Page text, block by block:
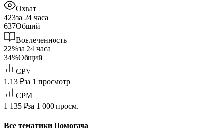
Охват
423за 24 часа
637Общий
Вовлеченность
22%за 24 часа
34%Общий
CPV
1.13 ₽за 1 просмотр
CPM
1 135 ₽за 1 000 просм.
Все тематики Помогача